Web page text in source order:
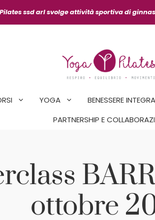
ssd arl svolge attività sportivadi
YOGA BENESSERE
PARTNERSHIP E
ottobre